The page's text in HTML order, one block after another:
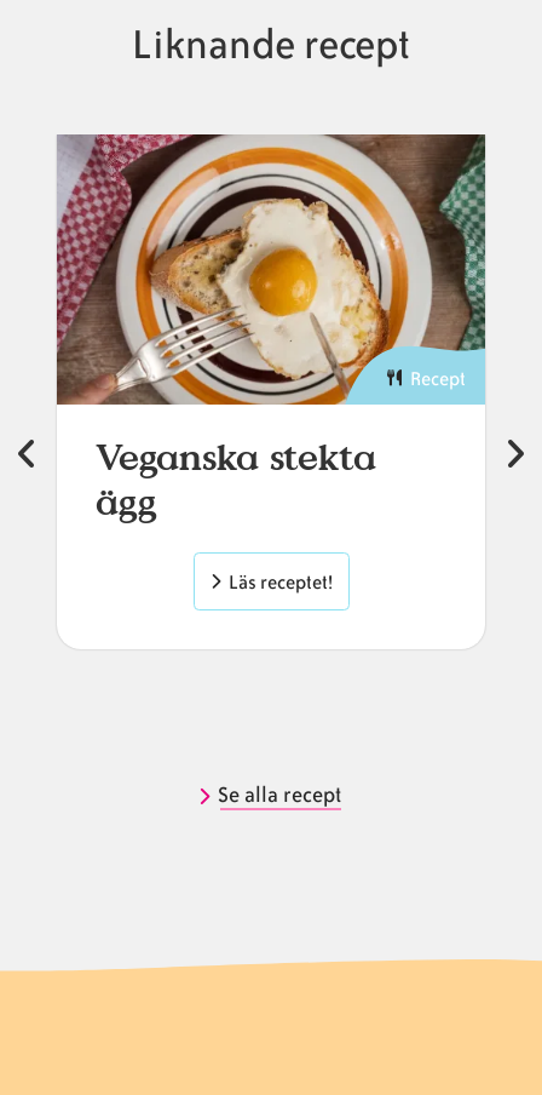
Liknande recept
Recept
Veganska stekta
ägg
Läs receptet!
Se alla recept